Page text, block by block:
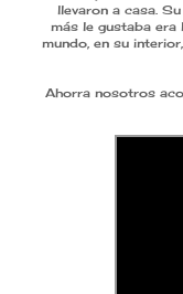
llevaron a casa.
más le gustaba era
mundo, en su
Ahorra nosotros